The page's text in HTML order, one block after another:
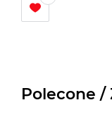
Polecone /